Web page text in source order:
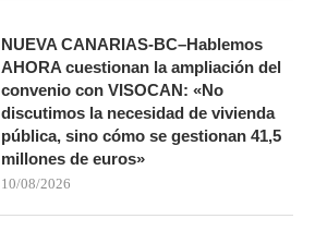
NUEVA CANARIAS-BC–Hablemos
AHORA cuestionan la ampliación del
convenio con VISOCAN: «No
discutimos la necesidad de vivienda
pública, sino cómo se gestionan 41,5
millones de euros»
10/08/2026